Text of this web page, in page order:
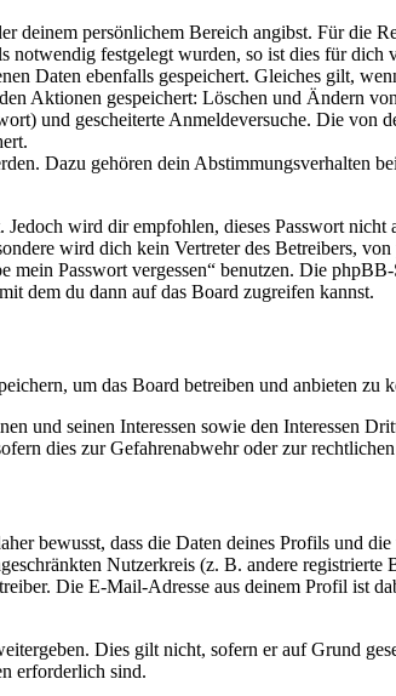
persönlichem Bereich angibst. Für die
festgelegt wurden, so ist dies für dich
Daten ebenfalls gespeichert. Gleiches gilt,
Aktionen gespeichert: Löschen und Ändern
und gescheiterte Anmeldeversuche. Die von
Dazu gehören dein Abstimmungsverhalten
wird dir empfohlen, dieses Passwort
wird dich kein Vertreter des Betreibers,
Passwort vergessen“ benutzen. Die
dem du dann auf das Board zugreifen kannst.
um das Board betreiben und anbieten zu
und seinen Interessen sowie den Interessen
dies zur Gefahrenabwehr oder zur
bewusst, dass die Daten deines Profils und
Nutzerkreis (z. B. andere
Die E-Mail-Adresse aus deinem Profil ist
Dies gilt nicht, sofern er auf Grund
erforderlich sind.